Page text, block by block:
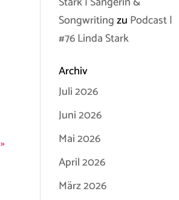
Songwritingzu Podcast |
#76 Linda Stark
Archiv
Juli 2026
Juni 2026
Mai 2026
April 2026
März 2026